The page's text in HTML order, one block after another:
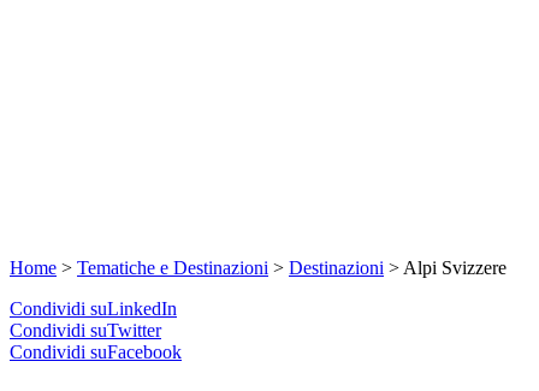
Home > Tematiche e Destinazioni > Destinazioni > Alpi Svizzere
Condividi suLinkedIn
Condividi suTwitter
Condividi suFacebook